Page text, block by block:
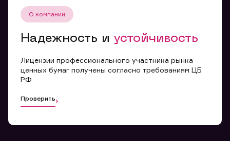
О компании
Надежность и устойчивость
Лицензии профессионального участника рынка
ценных бумаг получены согласно требованиям ЦБ
РФ
Проверить